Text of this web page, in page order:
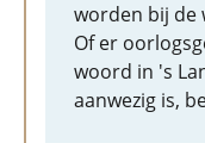
worden bij de
Of er
woord in 's
aanwezig is,